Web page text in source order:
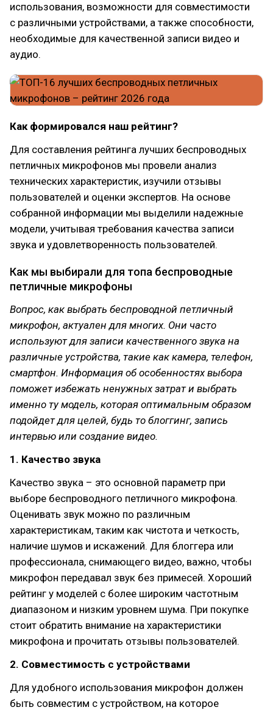
использования, возможности для совместимости
с различными устройствами, а также способности,
необходимые для качественной записи видео и
аудио.
Как формировался наш рейтинг?
Для составления рейтинга лучших беспроводных
петличных микрофонов мы провели анализ
технических характеристик, изучили отзывы
пользователей и оценки экспертов. На основе
собранной информации мы выделили надежные
модели, учитывая требования качества записи
звука и удовлетворенность пользователей.
Как мы выбирали для топа беспроводные
петличные микрофоны
Вопрос, как выбрать беспроводной петличный
микрофон, актуален для многих. Они часто
используют для записи качественного звука на
различные устройства, такие как камера, телефон,
смартфон. Информация об особенностях выбора
поможет избежать ненужных затрат и выбрать
именно ту модель, которая оптимальным образом
подойдет для целей, будь то блоггинг, запись
интервью или создание видео.
1. Качество звука
Качество звука – это основной параметр при
выборе беспроводного петличного микрофона.
Оценивать звук можно по различным
характеристикам, таким как чистота и четкость,
наличие шумов и искажений. Для блоггера или
профессионала, снимающего видео, важно, чтобы
микрофон передавал звук без примесей. Хороший
рейтинг у моделей с более широким частотным
диапазоном и низким уровнем шума. При покупке
стоит обратить внимание на характеристики
микрофона и прочитать отзывы пользователей.
2. Совместимость с устройствами
Для удобного использования микрофон должен
быть совместим с устройством, на которое